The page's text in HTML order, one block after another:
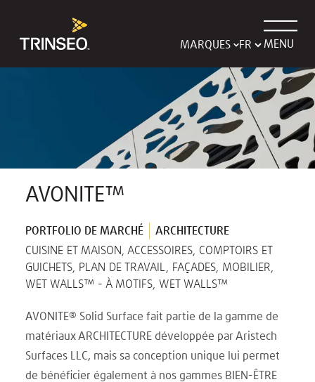
MARQUES MENU
AVONITE™
PORTFOLIO DE MARCHÉ
ARCHITECTURE
CUISINE ET MAISON, ACCESSOIRES, COMPTOIRS ET
GUICHETS, PLAN DE TRAVAIL, FAÇADES, MOBILIER,
WET WALLS™ - À MOTIFS, WET WALLS™
AVONITE® Solid Surface fait partie de la gamme de
matériaux ARCHITECTURE développée par Aristech
Surfaces LLC, mais sa conception unique lui permet
de bénéficier également à nos gammes BIEN-ÊTRE